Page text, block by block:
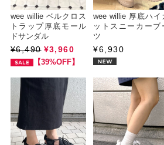
wee willie ベルクロス
トラップ厚底モール
ドサンダル
¥6,490 ¥3,960
【39%OFF】
wee willie 厚底ハイ
ットスニーカーブ
ツ
¥6,930